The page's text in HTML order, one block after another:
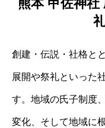
熊本 甲佐神
創建・伝説・社格と
展開や祭礼といった
す。地域の氏子制度
変化、そして地域に